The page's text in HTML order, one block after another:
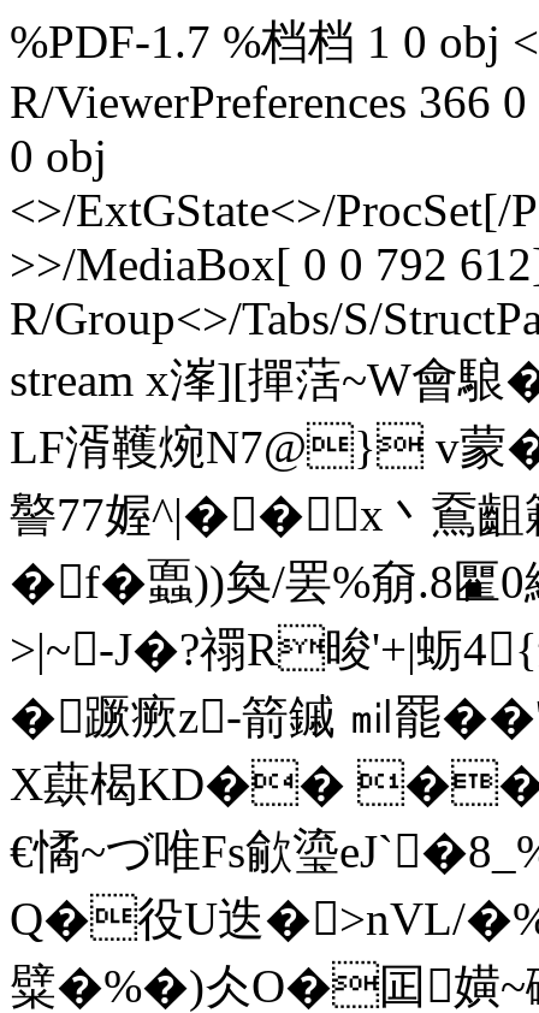
%PDF-1.7 %档档 1 0 obj
R/ViewerPreferences 366
0 obj
<>/ExtGState<>/ProcSet[/
>>/MediaBox[ 0 0 792
R/Group<>/Tabs/S/
stream x溄][撣萿~W會
LF湑韄焥N7@} v蒙
譥77媉^|��x丶鴌
�f�蠠))奐/罢%奟.8匷
>|~-J�?禤R晙'+|蛎
�蹶瘚z-箭鏚 ㏕罷
X蕻楬KD��
€憰~づ唯Fs歈瑬
Q�役U迭�>nVL/
糪�%�)仌 O�囸嫹~